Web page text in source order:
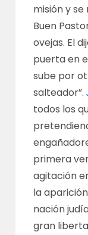
misión y
Buen
ovejas. El
puerta en
sube por
salteador”.
todos los
primera
agitación
la
nación
gran